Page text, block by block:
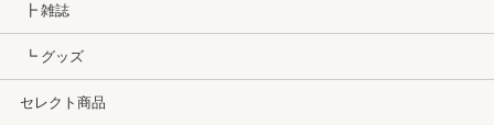
┣ 雑誌
┗ グッズ
セレクト商品